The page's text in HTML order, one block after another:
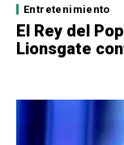
Entretenimiento
El Rey del
Lionsgate